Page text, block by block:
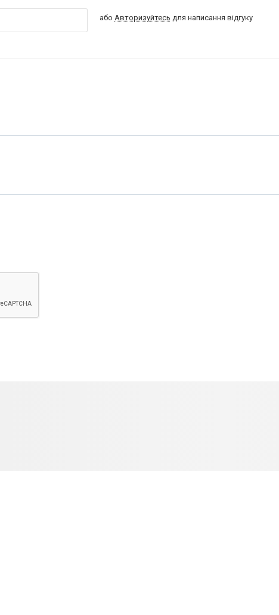
або Авторизуйтесь для написання відгуку